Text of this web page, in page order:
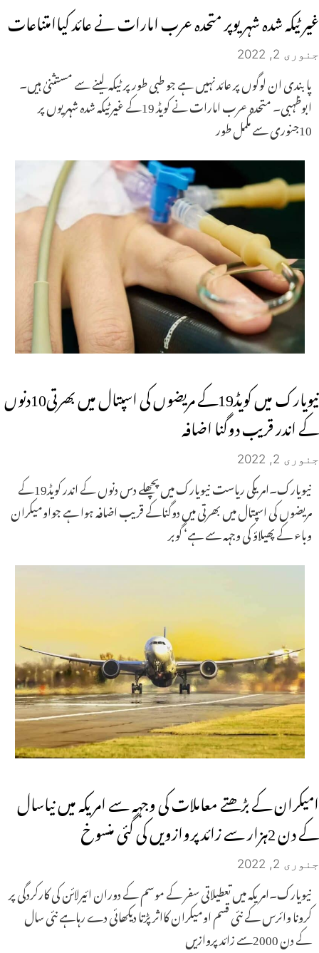
غیر ٹیکہ شدہ شہریوپر متحدہ عرب امارات نے عائد کیاامتناعات
جنوری 2, 2022
پابندی ان لوگوں پر عائد نہیں ہے جو طبی طور پر ٹیکہ لینے سے مستثنیٰ ہیں۔
ابوظہبی۔ متحدہ عرب امارات نے کویڈ 19کے غیرٹیکہ شدہ شہریوں پر
10جنوری سے مکمل طور
نیویارک میں کویڈ19کے مریضوں کی اسپتال میں بھرتی10دنوں
کے اندر قریب دوگنا اضافہ
جنوری 2, 2022
نیویارک۔امریکی ریاست نیویارک میں پچھلے دس دنوں کے اندر کویڈ19کے
مریضوں کی اسپتال میں بھرتی میں دوگناکے قریب اضافہ ہوا ہے جواومیکران
وباء کے پھیلاؤ کی وجہہ سے ہے‘ گوبر
امیکران کے بڑھتے معاملات کی وجہہ سے امریکہ میں نیاسال
کے دن 2ہزار سے زائد پروازویں کی گئی منسوخ
جنوری 2, 2022
نیویارک۔امریکہ میں تعطیلاتی سفر کے موسم کے دوران ائیرلائن کی کارکردگی پر
کرونا وائرس کے نئی قسم اومیکران کااثر پڑتا دیکھائی دے رہاہے نئی سال
کے دن 2000سے زائد پروازیں